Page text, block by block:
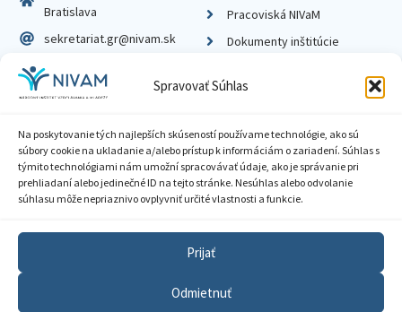
Spravovať Súhlas
Na poskytovanie tých najlepších skúseností používame technológie, ako sú
súbory cookie na ukladanie a/alebo prístup k informáciám o zariadení. Súhlas s
týmito technológiami nám umožní spracovávať údaje, ako je správanie pri
prehliadaní alebo jedinečné ID na tejto stránke. Nesúhlas alebo odvolanie
súhlasu môže nepriaznivo ovplyvniť určité vlastnosti a funkcie.
Prijať
Odmietnuť
Bratislava
sekretariat.gr@nivam.sk
IČO: 00164348
DIČ: 2020798714
Pracoviská NIVaM
Dokumenty inštitúcie
Zásady ochrany súkromia
Sprístupnenie informácií